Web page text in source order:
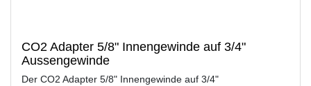
CO2 Adapter 5/8" Innengewinde auf 3/4"
Aussengewinde
Der CO2 Adapter 5/8" Innengewinde auf 3/4"